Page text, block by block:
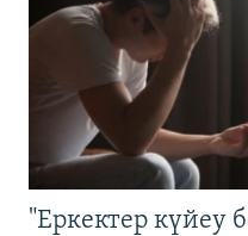
"Еркектер күйеу